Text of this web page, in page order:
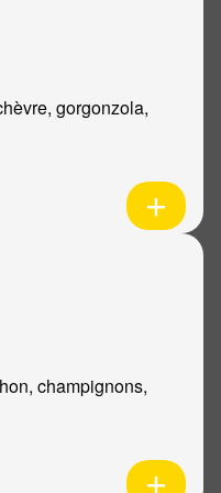
gorgonzola,
champignons,